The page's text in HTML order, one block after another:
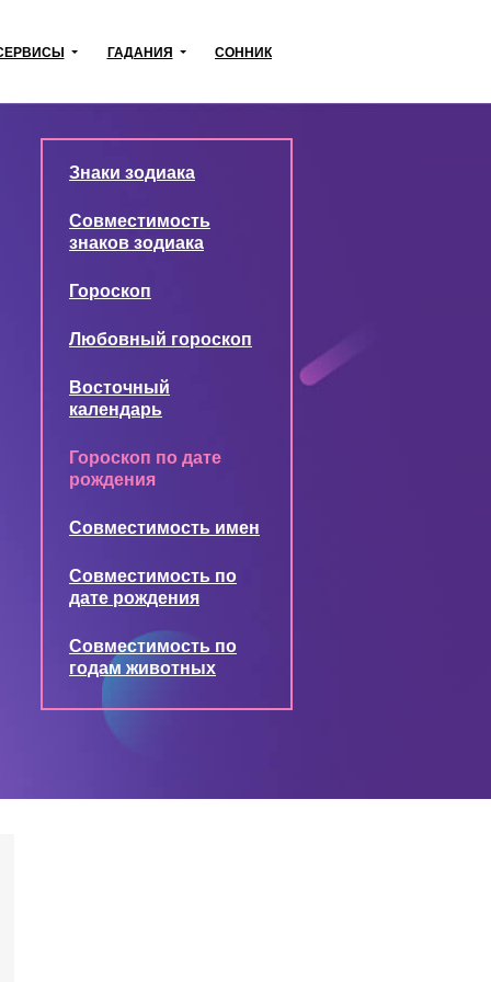
ГАДАНИЯ СОННИК
Знаки зодиака
Совместимость
знаков зодиака
Гороскоп
Любовный гороскоп
Восточный
календарь
Гороскоп по дате
рождения
Совместимость имен
Совместимость по
дате рождения
Совместимость по
годам животных